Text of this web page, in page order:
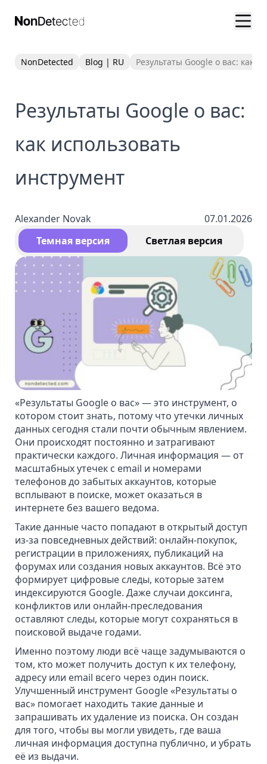
NonDetected Blog | RU Результаты Google о вас: как
Результаты Google о вас:
как использовать
инструмент
Alexander Novak
07.01.2026
Темная версия
Светлая версия
«Результаты Google о вас» — это инструмент, о
котором стоит знать, потому что утечки личных
данных сегодня стали почти обычным явлением.
Они происходят постоянно и затрагивают
практически каждого. Личная информация — от
масштабных утечек с email и номерами
телефонов до забытых аккаунтов, которые
всплывают в поиске, может оказаться в
интернете без вашего ведома.
Такие данные часто попадают в открытый доступ
из-за повседневных действий: онлайн-покупок,
регистрации в приложениях, публикаций на
форумах или создания новых аккаунтов. Всё это
формирует цифровые следы, которые затем
индексируются Google. Даже случаи доксинга,
конфликтов или онлайн-преследования
оставляют следы, которые могут сохраняться в
поисковой выдаче годами.
Именно поэтому люди всё чаще задумываются о
том, кто может получить доступ к их телефону,
адресу или email всего через один поиск.
Улучшенный инструмент Google «Результаты о
вас» помогает находить такие данные и
запрашивать их удаление из поиска. Он создан
для того, чтобы вы могли увидеть, где ваша
личная информация доступна публично, и убрать
её из выдачи.